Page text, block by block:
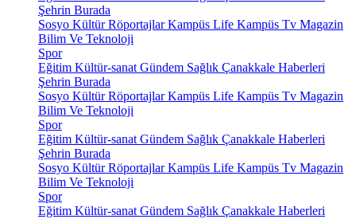
Şehrin Burada
Sosyo KültürRöportajlarKampüs Life Kampüs Tv Magazin
Bilim Ve Teknoloji
Spor
Eğitim Kültür-sanat Gündem Sağlık Çanakkale Haberleri
Şehrin Burada
Sosyo KültürRöportajlarKampüs Life Kampüs Tv Magazin
Bilim Ve Teknoloji
Spor
Eğitim Kültür-sanat Gündem Sağlık Çanakkale Haberleri
Şehrin Burada
Sosyo KültürRöportajlarKampüs Life Kampüs Tv Magazin
Bilim Ve Teknoloji
Spor
Eğitim Kültür-sanat Gündem Sağlık Çanakkale Haberleri